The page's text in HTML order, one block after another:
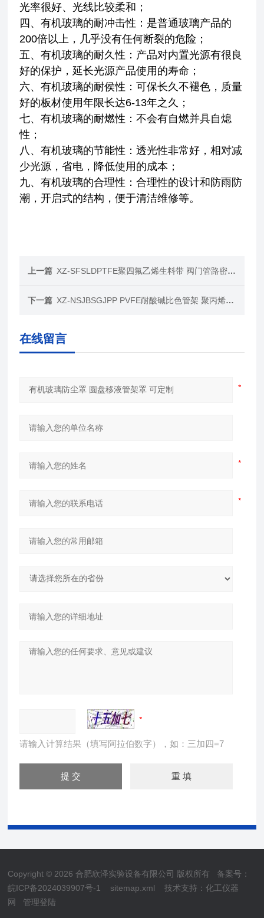
光率很好、光线比较柔和；
四、有机玻璃的耐冲击性：是普通玻璃产品的
200倍以上，几乎没有任何断裂的危险；
五、有机玻璃的耐久性：产品对内置光源有很良
好的保护，延长光源产品使用的寿命；
六、有机玻璃的耐侯性：可保长久不褪色，质量
好的板材使用年限长达6-13年之久；
七、有机玻璃的耐燃性：不会有自燃并具自熄
性；
八、有机玻璃的节能性：透光性非常好，相对减
少光源，省电，降低使用的成本；
九、有机玻璃的合理性：合理性的设计和防雨防
潮，开启式的结构，便于清洁维修等。
上一篇 XZ-SFSLDPTFE聚四氟乙烯生料带 阀门管路密封生胶带
下一篇 XZ-NSJBSGJPP PVFE耐酸碱比色管架 聚丙烯带镜面
在线留言
请输入计算结果（填写阿拉伯数字），如：三加四=7
Copyright © 2026 合肥欣泽实验设备有限公司 版权所有 备案号：
皖ICP备2024039907号-1
sitemap.xml 技术支持：化工仪器
网
管理登陆